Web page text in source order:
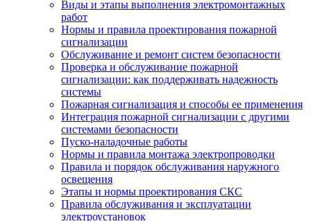
Виды и этапы выполнения электромонтажных
работ
Нормы и правила проектирования пожарной
сигнализации
Обслуживание и ремонт систем безопасности
Проверка и обслуживание пожарной
сигнализации: как поддерживать надежность
системы
Пожарная сигнализация и способы ее применения
Интеграция пожарной сигнализации с другими
системами безопасности
Пуско-наладочные работы
Нормы и правила монтажа электропроводки
Правила и порядок обслуживания наружного
освещения
Этапы и нормы проектирования СКС
Правила обслуживания и эксплуатации
электроустановок